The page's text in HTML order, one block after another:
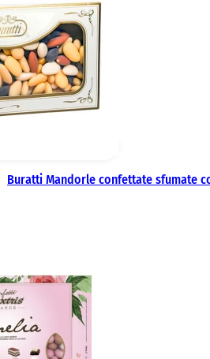
Buratti Mandorle confettate sfumate